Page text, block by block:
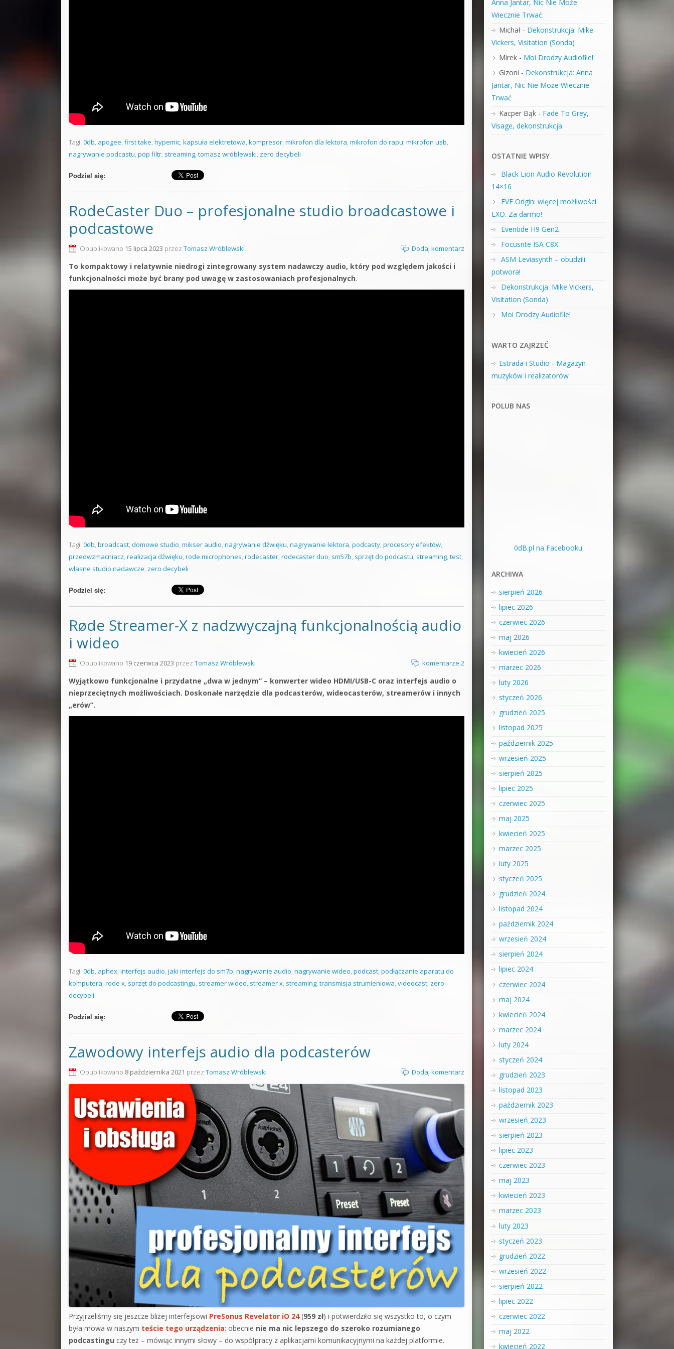
Tagi: 0db, apogee, first take, hypemic, kapsuła elektretowa, kompresor, mikrofon dla lektora, mikrofon do rapu, mikrofon usb,
nagrywanie podcastu, pop filtr, streaming, tomasz wróblewski, zero decybeli
Podziel się:
RodeCaster Duo – profesjonalne studio broadcastowe i
podcastowe
Opublikowano 15 lipca 2023 przez Tomasz Wróblewski Dodaj komentarz
To kompaktowy i relatywnie niedrogi zintegrowany system nadawczy audio, który pod względem jakości i
funkcjonalności może być brany pod uwagę w zastosowaniach profesjonalnych.
Tagi: 0db, broadcast, domowe studio, mikser audio, nagrywanie dźwięku, nagrywanie lektora, podcasty, procesory efektów,
przedwzmacniacz, realizacja dźwięku, rode microphones, rodecaster, rodecaster duo, sm57b, sprzęt do podcastu, streaming, test,
własne studio nadawcze, zero decybeli
Podziel się:
Røde Streamer-X z nadzwyczajną funkcjonalnością audio
i wideo
Opublikowano 19 czerwca 2023 przez Tomasz Wróblewski komentarze 2
Wyjątkowo funkcjonalne i przydatne „dwa w jednym” – konwerter wideo HDMI/USB-C oraz interfejs audio o
nieprzeciętnych możliwościach. Doskonałe narzędzie dla podcasterów, wideocasterów, streamerów i innych
„erów”.
Tagi: 0db, aphex, interfejs audio, jaki interfejs do sm7b, nagrywanie audio, nagrywanie wideo, podcast, podłączanie aparatu do
komputera, rode x, sprzęt do podcastingu, streamer wideo, streamer x, streaming, transmisja strumieniowa, videocast, zero
decybeli
Podziel się:
Zawodowy interfejs audio dla podcasterów
Opublikowano 8 października 2021 przez Tomasz Wróblewski Dodaj komentarz
Przyjrzeliśmy się jeszcze bliżej interfejsowi PreSonus Revelator iO 24(959 zł) i potwierdziło się wszystko to, o czym
była mowa w naszym teście tego urządzenia: obecnie nie ma nic lepszego do szeroko rozumianego
podcastingu czy też – mówiąc innymi słowy – do współpracy z aplikacjami komunikacyjnymi na każdej platformie.
Anna Jantar, Nic Nie Może
Wiecznie Trwać
Michał- Dekonstrukcja: Mike
Vickers, Visitation (Sonda)
Mirek- Moi Drodzy Audiofile!
Gizoni - Dekonstrukcja: Anna
Jantar, Nic Nie Może Wiecznie
Trwać
Kacper Bąk- Fade To Grey,
Visage, dekonstrukcja
OSTATNIE WPISY
Black Lion Audio Revolution
14×16
EVE Origin: więcej możliwości
EXO. Za darmo!
Eventide H9 Gen2
Focusrite ISA C8X
ASM Leviasynth – obudzili
potwora!
Dekonstrukcja: Mike Vickers,
Visitation (Sonda)
Moi Drodzy Audiofile!
WARTO ZAJRZEĆ
Estrada i Studio - Magazyn
muzyków i realizatorów
POLUB NAS
0dB.pl na Facebooku
ARCHIWA
sierpień 2026
lipiec 2026
czerwiec 2026
maj 2026
kwiecień 2026
marzec 2026
luty 2026
styczeń 2026
grudzień 2025
listopad 2025
październik 2025
wrzesień 2025
sierpień 2025
lipiec 2025
czerwiec 2025
maj 2025
kwiecień 2025
marzec 2025
luty 2025
styczeń 2025
grudzień 2024
listopad 2024
październik 2024
wrzesień 2024
sierpień 2024
lipiec 2024
czerwiec 2024
maj 2024
kwiecień 2024
marzec 2024
luty 2024
styczeń 2024
grudzień 2023
listopad 2023
październik 2023
wrzesień 2023
sierpień 2023
lipiec 2023
czerwiec 2023
maj 2023
kwiecień 2023
marzec 2023
luty 2023
styczeń 2023
grudzień 2022
wrzesień 2022
sierpień 2022
lipiec 2022
czerwiec 2022
maj 2022
kwiecień 2022